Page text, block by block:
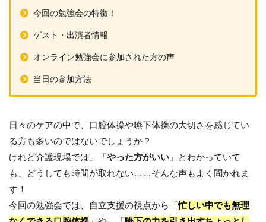
今回の勉強会の特徴！
ゲスト・出演者情報
オンライン勉強会に参加された方の声
当日の参加方法
日々のケアの中で、口腔体操や嚥下体操の大切さを感じてい
る方も多いのではないでしょうか？
けれど介護現場では、「やった方がいい 」とわかっていて
も、どうしても時間が取れない……そんな声もよく聞かれま
す！
今回の勉強会では、自立支援の視点から「忙しい中でも無理